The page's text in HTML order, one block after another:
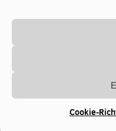
Cookie-